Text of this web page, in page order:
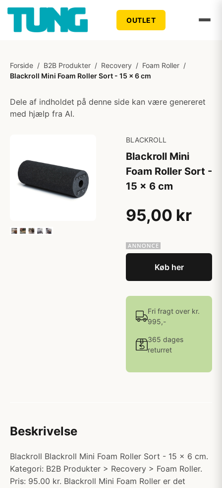
OUTLET
Forside / B2B Produkter / Recovery / Foam Roller /
Blackroll Mini Foam Roller Sort - 15 x 6 cm
Dele af indholdet på denne side kan være genereret
med hjælp fra AI.
BLACKROLL
Blackroll Mini
Foam Roller Sort -
15 x 6 cm
95,00 kr
Køb her
Fri fragt over kr.
995,-
365 dages
returret
Beskrivelse
Blackroll Blackroll Mini Foam Roller Sort - 15 x 6 cm.
Kategori: B2B Produkter > Recovery > Foam Roller.
Pris: 95.00 kr. Blackroll Mini Foam Roller er det